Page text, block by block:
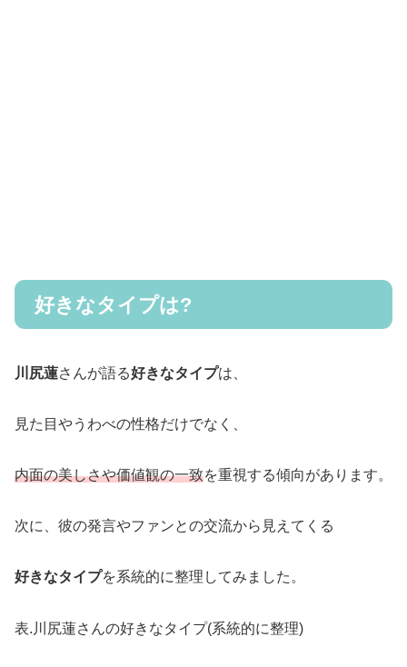
好きなタイプは?
川尻蓮さんが語る好きなタイプは、
見た目やうわべの性格だけでなく、
内面の美しさや価値観の一致を重視する傾向があります。
次に、彼の発言やファンとの交流から見えてくる
好きなタイプを系統的に整理してみました。
表.川尻蓮さんの好きなタイプ(系統的に整理)